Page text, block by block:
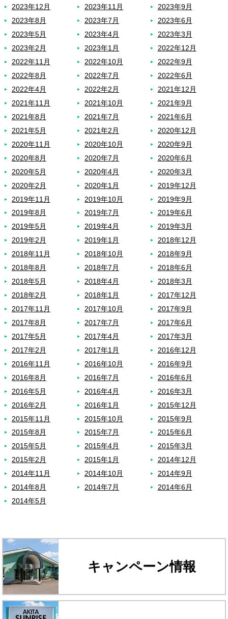
2023年12月
2023年11月
2023年9月
2023年8月
2023年7月
2023年6月
2023年5月
2023年4月
2023年3月
2023年2月
2023年1月
2022年12月
2022年11月
2022年10月
2022年9月
2022年8月
2022年7月
2022年6月
2022年4月
2022年2月
2021年12月
2021年11月
2021年10月
2021年9月
2021年8月
2021年7月
2021年6月
2021年5月
2021年2月
2020年12月
2020年11月
2020年10月
2020年9月
2020年8月
2020年7月
2020年6月
2020年5月
2020年4月
2020年3月
2020年2月
2020年1月
2019年12月
2019年11月
2019年10月
2019年9月
2019年8月
2019年7月
2019年6月
2019年5月
2019年4月
2019年3月
2019年2月
2019年1月
2018年12月
2018年11月
2018年10月
2018年9月
2018年8月
2018年7月
2018年6月
2018年5月
2018年4月
2018年3月
2018年2月
2018年1月
2017年12月
2017年11月
2017年10月
2017年9月
2017年8月
2017年7月
2017年6月
2017年5月
2017年4月
2017年3月
2017年2月
2017年1月
2016年12月
2016年11月
2016年10月
2016年9月
2016年8月
2016年7月
2016年6月
2016年5月
2016年4月
2016年3月
2016年2月
2016年1月
2015年12月
2015年11月
2015年10月
2015年9月
2015年8月
2015年7月
2015年6月
2015年5月
2015年4月
2015年3月
2015年2月
2015年1月
2014年12月
2014年11月
2014年10月
2014年9月
2014年8月
2014年7月
2014年6月
2014年5月
キャンペーン情報